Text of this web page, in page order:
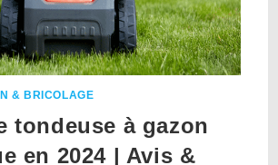
& BRICOLAGE
tondeuse à gazon
en 2024 | Avis &